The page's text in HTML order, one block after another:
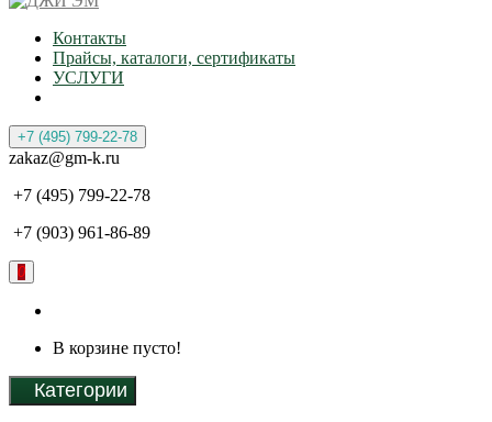
Контакты
Прайсы, каталоги, сертификаты
УСЛУГИ
+7 (495) 799-22-78
zakaz@gm-k.ru
+7 (495) 799-22-78
+7 (903) 961-86-89
0
В корзине пусто!
Категории